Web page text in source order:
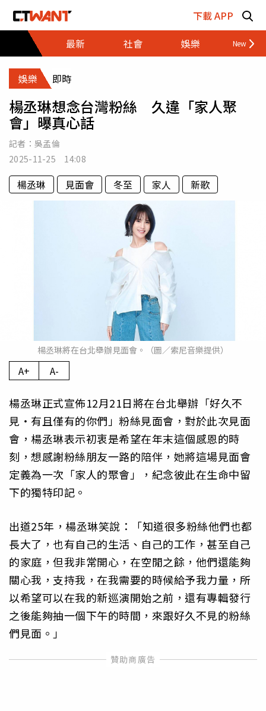
下載 APP
最新
社會 娛樂 財經
娛樂 即時
楊丞琳想念台灣粉絲 久違「家人聚
會」曝真心話
記者： 吳孟倫
2025-11-25 14:08
楊丞琳 見面會 冬至 家人 新歌
楊丞琳將在台北舉辦見面會。（圖／索尼音樂提供）
A+ A-
楊丞琳正式宣佈12月21日將在台北舉辦「好久不
見・有且僅有的你們」粉絲見面會，對於此次見面
會，楊丞琳表示初衷是希望在年末這個感恩的時
刻，想感謝粉絲朋友一路的陪伴，她將這場見面會
定義為一次「家人的聚會」，紀念彼此在生命中留
下的獨特印記。
出道25年，楊丞琳笑說：「知道很多粉絲他們也都
長大了，也有自己的生活、自己的工作，甚至自己
的家庭，但我非常開心，在空閒之餘，他們還能夠
關心我，支持我，在我需要的時候給予我力量，所
以希望可以在我的新巡演開始之前，還有專輯發行
之後能夠抽一個下午的時間，來跟好久不見的粉絲
們見面。」